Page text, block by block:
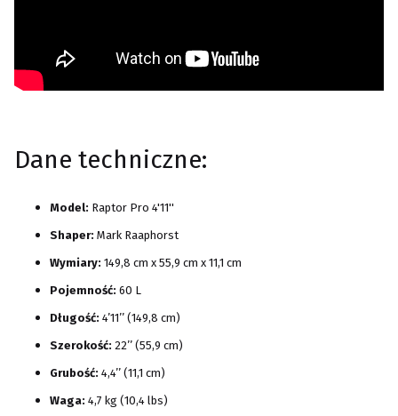
Dane techniczne:
Model: Raptor Pro 4'11''
Shaper: Mark Raaphorst
Wymiary: 149,8 cm x 55,9 cm x 11,1 cm
Pojemność: 60 L
Długość: 4’11’’ (149,8 cm)
Szerokość: 22’’ (55,9 cm)
Grubość: 4,4’’ (11,1 cm)
Waga: 4,7 kg (10,4 lbs)